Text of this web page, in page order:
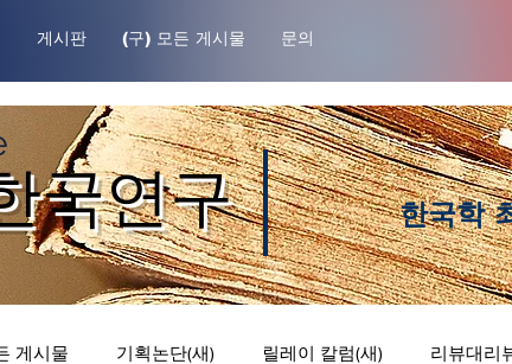
게시판 (구) 모든 게시물 문의
한국학
국연구
게시물 기획논단(새) 릴레이 칼럼(새) 리뷰대리